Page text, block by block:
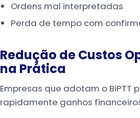
Ordens mal interpretadas
Perda de tempo com
Redução de Custos
na Prática
Empresas que adotam o BiPTT
rapidamente ganhos